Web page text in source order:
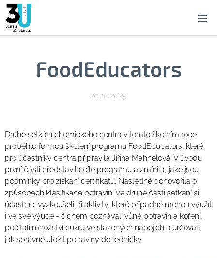
FoodEducators
20.10.2025
Druhé setkání chemického centra v tomto školním roce
proběhlo formou školení programu FoodEducators, které
pro účastníky centra připravila Jiřina Mahnelová. V úvodu
první části představila cíle programu a zmínila, jaké jsou
podmínky pro získání certifikátu. Následně pohovořila o
způsobech klasifikace potravin. Ve druhé části setkání si
účastníci vyzkoušeli tři aktivity, které případně mohou využít
i ve své výuce - čichem poznávali vůně potravin a koření,
počítali množství cukru ve slazených nápojích a určovali,
jak správně uložit potraviny do ledničky.